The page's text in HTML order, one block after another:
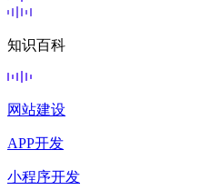
知识百科
网站建设
APP开发
小程序开发